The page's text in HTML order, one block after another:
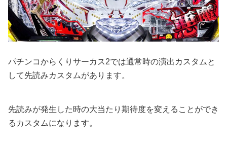
パチンコからくりサーカス2では通常時の演出カスタムと
して先読みカスタムがあります。
先読みが発生した時の大当たり期待度を変えることができ
るカスタムになります。